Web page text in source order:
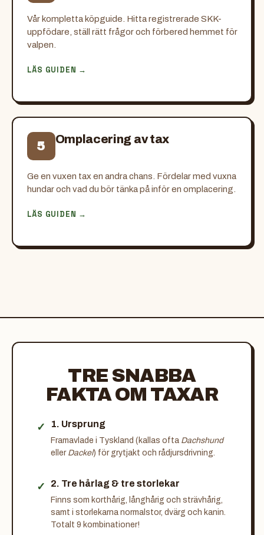
Vår kompletta köpguide. Hitta registrerade SKK-
uppfödare, ställ rätt frågor och förbered hemmet för
valpen.
LÄS GUIDEN →
5 Omplacering av tax
Ge en vuxen tax en andra chans. Fördelar med vuxna
hundar och vad du bör tänka på inför en omplacering.
LÄS GUIDEN →
TRE SNABBA
FAKTA OM TAXAR
1. Ursprung
Framavlade i Tyskland (kallas ofta Dachshund
eller Dackel) för grytjakt och rådjursdrivning.
2. Tre hårlag & tre storlekar
Finns som korthårig, långhårig och strävhårig,
samt i storlekarna normalstor, dvärg och kanin.
Totalt 9 kombinationer!